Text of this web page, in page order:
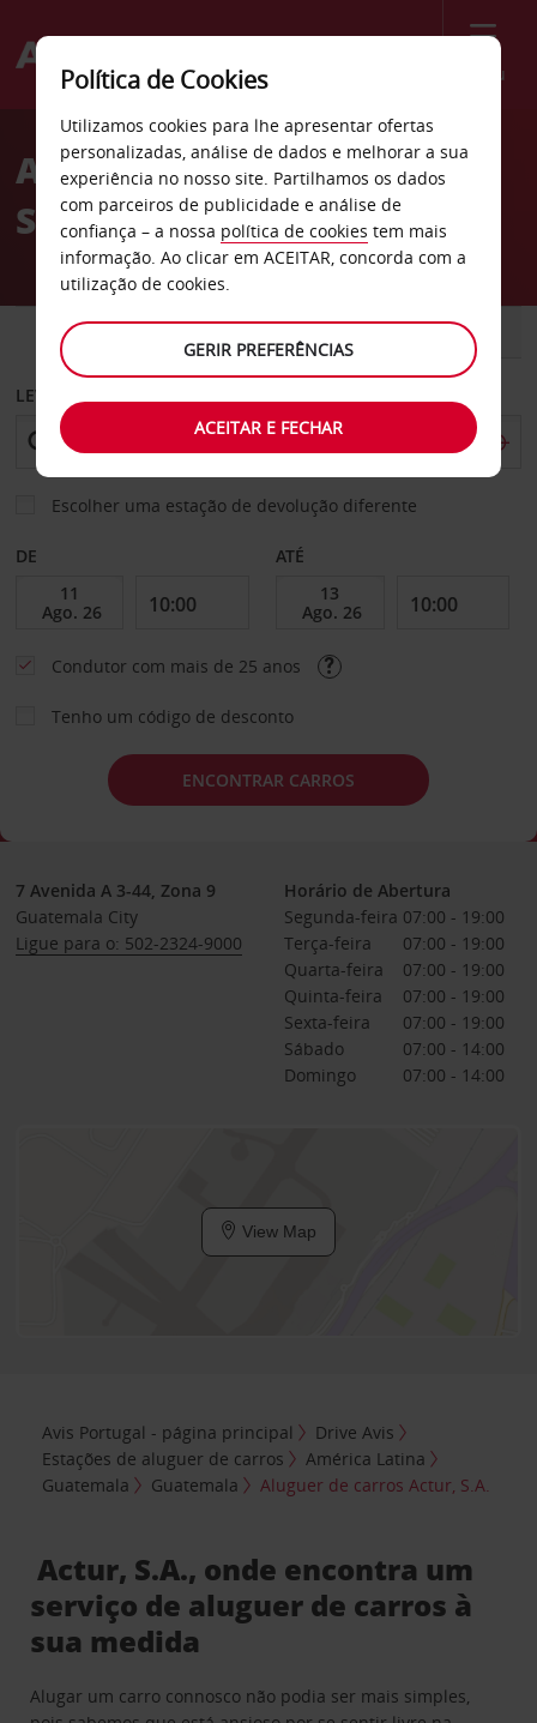
Menu
Welcome
AvisAluguer de carros Actur,
S.A.
CARRO COMERCIAIS
LEVANTAR EM
Escolher uma estação de devolução diferente
DE ATÉ
Condutor com mais de 25 anos
Tenho um código de desconto
ENCONTRAR CARROS
7 Avenida A 3-44, Zona 9
Guatemala City
Ligue para o: 502-2324-9000
Horário de Abertura
Segunda-feira 07:00 - 19:00
Terça-feira
07:00 - 19:00
Quarta-feira
07:00 - 19:00
Quinta-feira
07:00 - 19:00
Sexta-feira
07:00 - 19:00
Sábado
07:00 - 14:00
Domingo
07:00 - 14:00
View Map
Avis Portugal - página principal
Drive Avis
Estações de aluguer de carros
América Latina
Guatemala
Guatemala Aluguer de carros Actur, S.A.
Actur, S.A., onde encontra um
serviço de aluguer de carros à
sua medida
Alugar um carro connosco não podia ser mais simples,
Política de Cookies
Utilizamos cookies para lhe apresentar ofertas
personalizadas, análise de dados e melhorar a sua
experiência no nosso site. Partilhamos os dados
com parceiros de publicidade e análise de
confiança – a nossa política de cookies tem mais
informação. Ao clicar em ACEITAR, concorda com a
utilização de cookies.
GERIR PREFERÊNCIAS
ACEITAR E FECHAR